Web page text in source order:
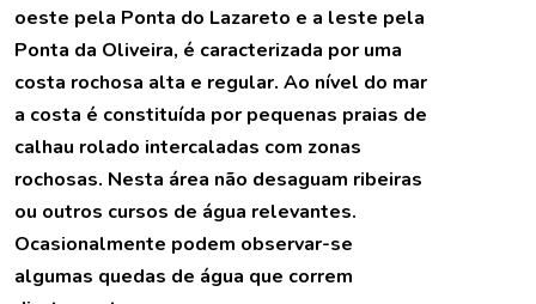
oeste pela Ponta do Lazareto e a leste pela
Ponta da Oliveira, é caracterizada por uma
costa rochosa alta e regular. Ao nível do mar
a costa é constituída por pequenas praias de
calhau rolado intercaladas com zonas
rochosas. Nesta área não desaguam ribeiras
ou outros cursos de água relevantes.
Ocasionalmente podem observar-se
algumas quedas de água que correm